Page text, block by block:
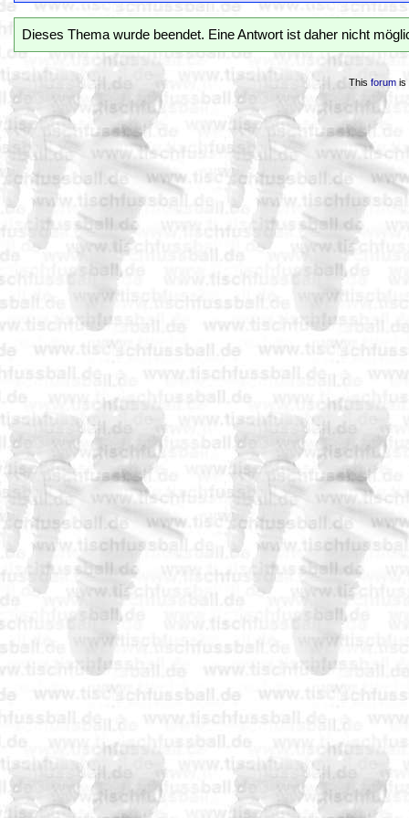
Dieses Thema wurde beendet. Eine Antwort ist daher nicht
This forumis